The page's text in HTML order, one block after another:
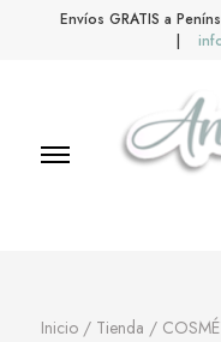
Envíos GRATIS a
|
Inicio / Tienda /